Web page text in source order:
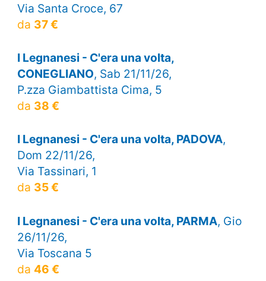
Via Santa Croce, 67
da 37 €
I Legnanesi - C'era una volta,
CONEGLIANO, Sab 21/11/26,
P.zza Giambattista Cima, 5
da 38 €
I Legnanesi - C'era una volta, PADOVA,
Dom 22/11/26,
Via Tassinari, 1
da 35 €
I Legnanesi - C'era una volta, PARMA, Gio
26/11/26,
Via Toscana 5
da 46 €